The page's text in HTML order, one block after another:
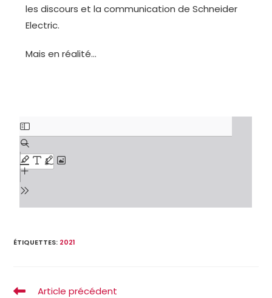
les discours et la communication de Schneider
Electric.
Mais en réalité…
ÉTIQUETTES: 2021
Article précédent